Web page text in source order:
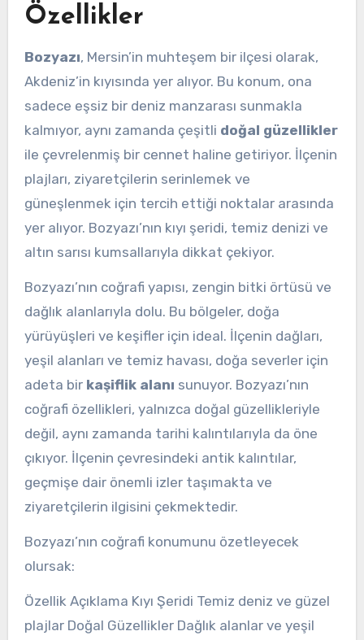
Özellikler
Bozyazı, Mersin’in muhteşem bir ilçesi olarak,
Akdeniz’in kıyısında yer alıyor. Bu konum, ona
sadece eşsiz bir deniz manzarası sunmakla
kalmıyor, aynı zamanda çeşitli doğal güzellikler
ile çevrelenmiş bir cennet haline getiriyor. İlçenin
plajları, ziyaretçilerin serinlemek ve
güneşlenmek için tercih ettiği noktalar arasında
yer alıyor. Bozyazı’nın kıyı şeridi, temiz denizi ve
altın sarısı kumsallarıyla dikkat çekiyor.
Bozyazı’nın coğrafi yapısı, zengin bitki örtüsü ve
dağlık alanlarıyla dolu. Bu bölgeler, doğa
yürüyüşleri ve keşifler için ideal. İlçenin dağları,
yeşil alanları ve temiz havası, doğa severler için
adeta bir kaşiflik alanı sunuyor. Bozyazı’nın
coğrafi özellikleri, yalnızca doğal güzellikleriyle
değil, aynı zamanda tarihi kalıntılarıyla da öne
çıkıyor. İlçenin çevresindeki antik kalıntılar,
geçmişe dair önemli izler taşımakta ve
ziyaretçilerin ilgisini çekmektedir.
Bozyazı’nın coğrafi konumunu özetleyecek
olursak:
Özellik Açıklama Kıyı Şeridi Temiz deniz ve güzel
plajlar Doğal Güzellikler Dağlık alanlar ve yeşil